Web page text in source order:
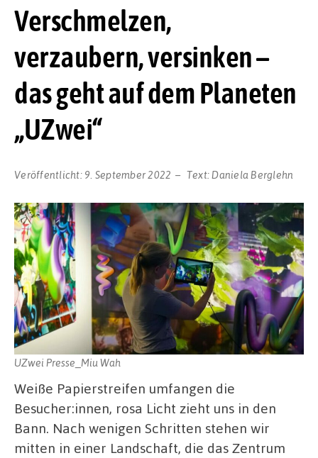
Verschmelzen,
verzaubern, versinken –
das geht auf dem Planeten
„UZwei“
Veröffentlicht: 9. September 2022 Text:Daniela Berglehn
UZwei Presse_Miu Wah
Weiße Papierstreifen umfangen die
Besucher:innen, rosa Licht zieht uns in den
Bann. Nach wenigen Schritten stehen wir
mitten in einer Landschaft, die das Zentrum